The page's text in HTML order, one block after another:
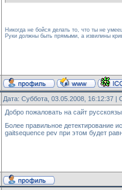
register_plugin("Bio
if (!is_biomod_active())
}
public client_connect(id)
{
blocked[id]=false
public client_disconnect(id)
{
Никогда не бойся делать то, что ты не
Руки должны быть прямыми, а извилины
Дата: Суббота, 03.05.2008, 16:12:37
Добро пожаловать на сайт
Более правильное детектирование
gaitsequence pev при этом будет